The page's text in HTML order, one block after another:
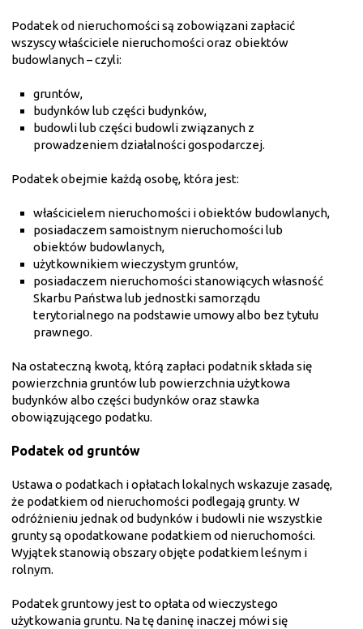
Podatek od nieruchomości są zobowiązani zapłacić
wszyscy właściciele nieruchomości oraz obiektów
budowlanych – czyli:
gruntów,
budynków lub części budynków,
budowli lub części budowli związanych z
prowadzeniem działalności gospodarczej.
Podatek obejmie każdą osobę, która jest:
właścicielem nieruchomości i obiektów budowlanych,
posiadaczem samoistnym nieruchomości lub
obiektów budowlanych,
użytkownikiem wieczystym gruntów,
posiadaczem nieruchomości stanowiących własność
Skarbu Państwa lub jednostki samorządu
terytorialnego na podstawie umowy albo bez tytułu
prawnego.
Na ostateczną kwotą, którą zapłaci podatnik składa się
powierzchnia gruntów lub powierzchnia użytkowa
budynków albo części budynków oraz stawka
obowiązującego podatku.
Podatek od gruntów
Ustawa o podatkach i opłatach lokalnych wskazuje zasadę,
że podatkiem od nieruchomości podlegają grunty. W
odróżnieniu jednak od budynków i budowli nie wszystkie
grunty są opodatkowane podatkiem od nieruchomości.
Wyjątek stanowią obszary objęte podatkiem leśnym i
rolnym.
Podatek gruntowy jest to opłata od wieczystego
użytkowania gruntu. Na tę daninę inaczej mówi się